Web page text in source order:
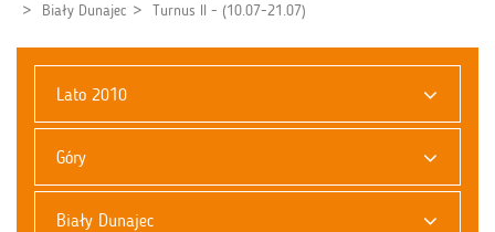
Biały Dunajec
Turnus II - (10.07-21.07)
Lato 2010
Góry
Biały Dunajec